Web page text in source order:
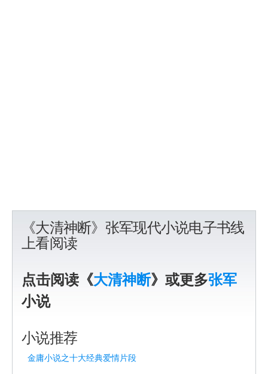
《大清神断》张军现代小说电子书线
上看阅读
点击阅读《大清神断》或更多张军
小说
小说推荐
金庸小说之十大经典爱情片段